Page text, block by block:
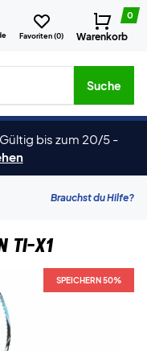
Favoriten (0)
0
Warenkorb
usw.
Suche
Gültig bis zum 20/5 -
Brauchst du Hilfe?
TI-X1
SPEICHERN 50%
SPEICHERN 50%
SPEICHERN 50%
SPEICHERN 50%
SPEICHERN 50%
SPEICHERN 50%